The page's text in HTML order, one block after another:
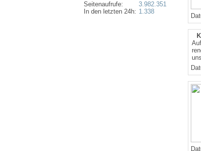
Seitenaufrufe:
In den letzten 24h:
3.982.351
1.338